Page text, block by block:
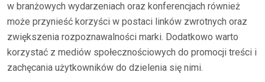
w branżowych wydarzeniach oraz konferencjach również
może przynieść korzyści w postaci linków zwrotnych oraz
zwiększenia rozpoznawalności marki. Dodatkowo warto
korzystać z mediów społecznościowych do promocji treści i
zachęcania użytkowników do dzielenia się nimi.